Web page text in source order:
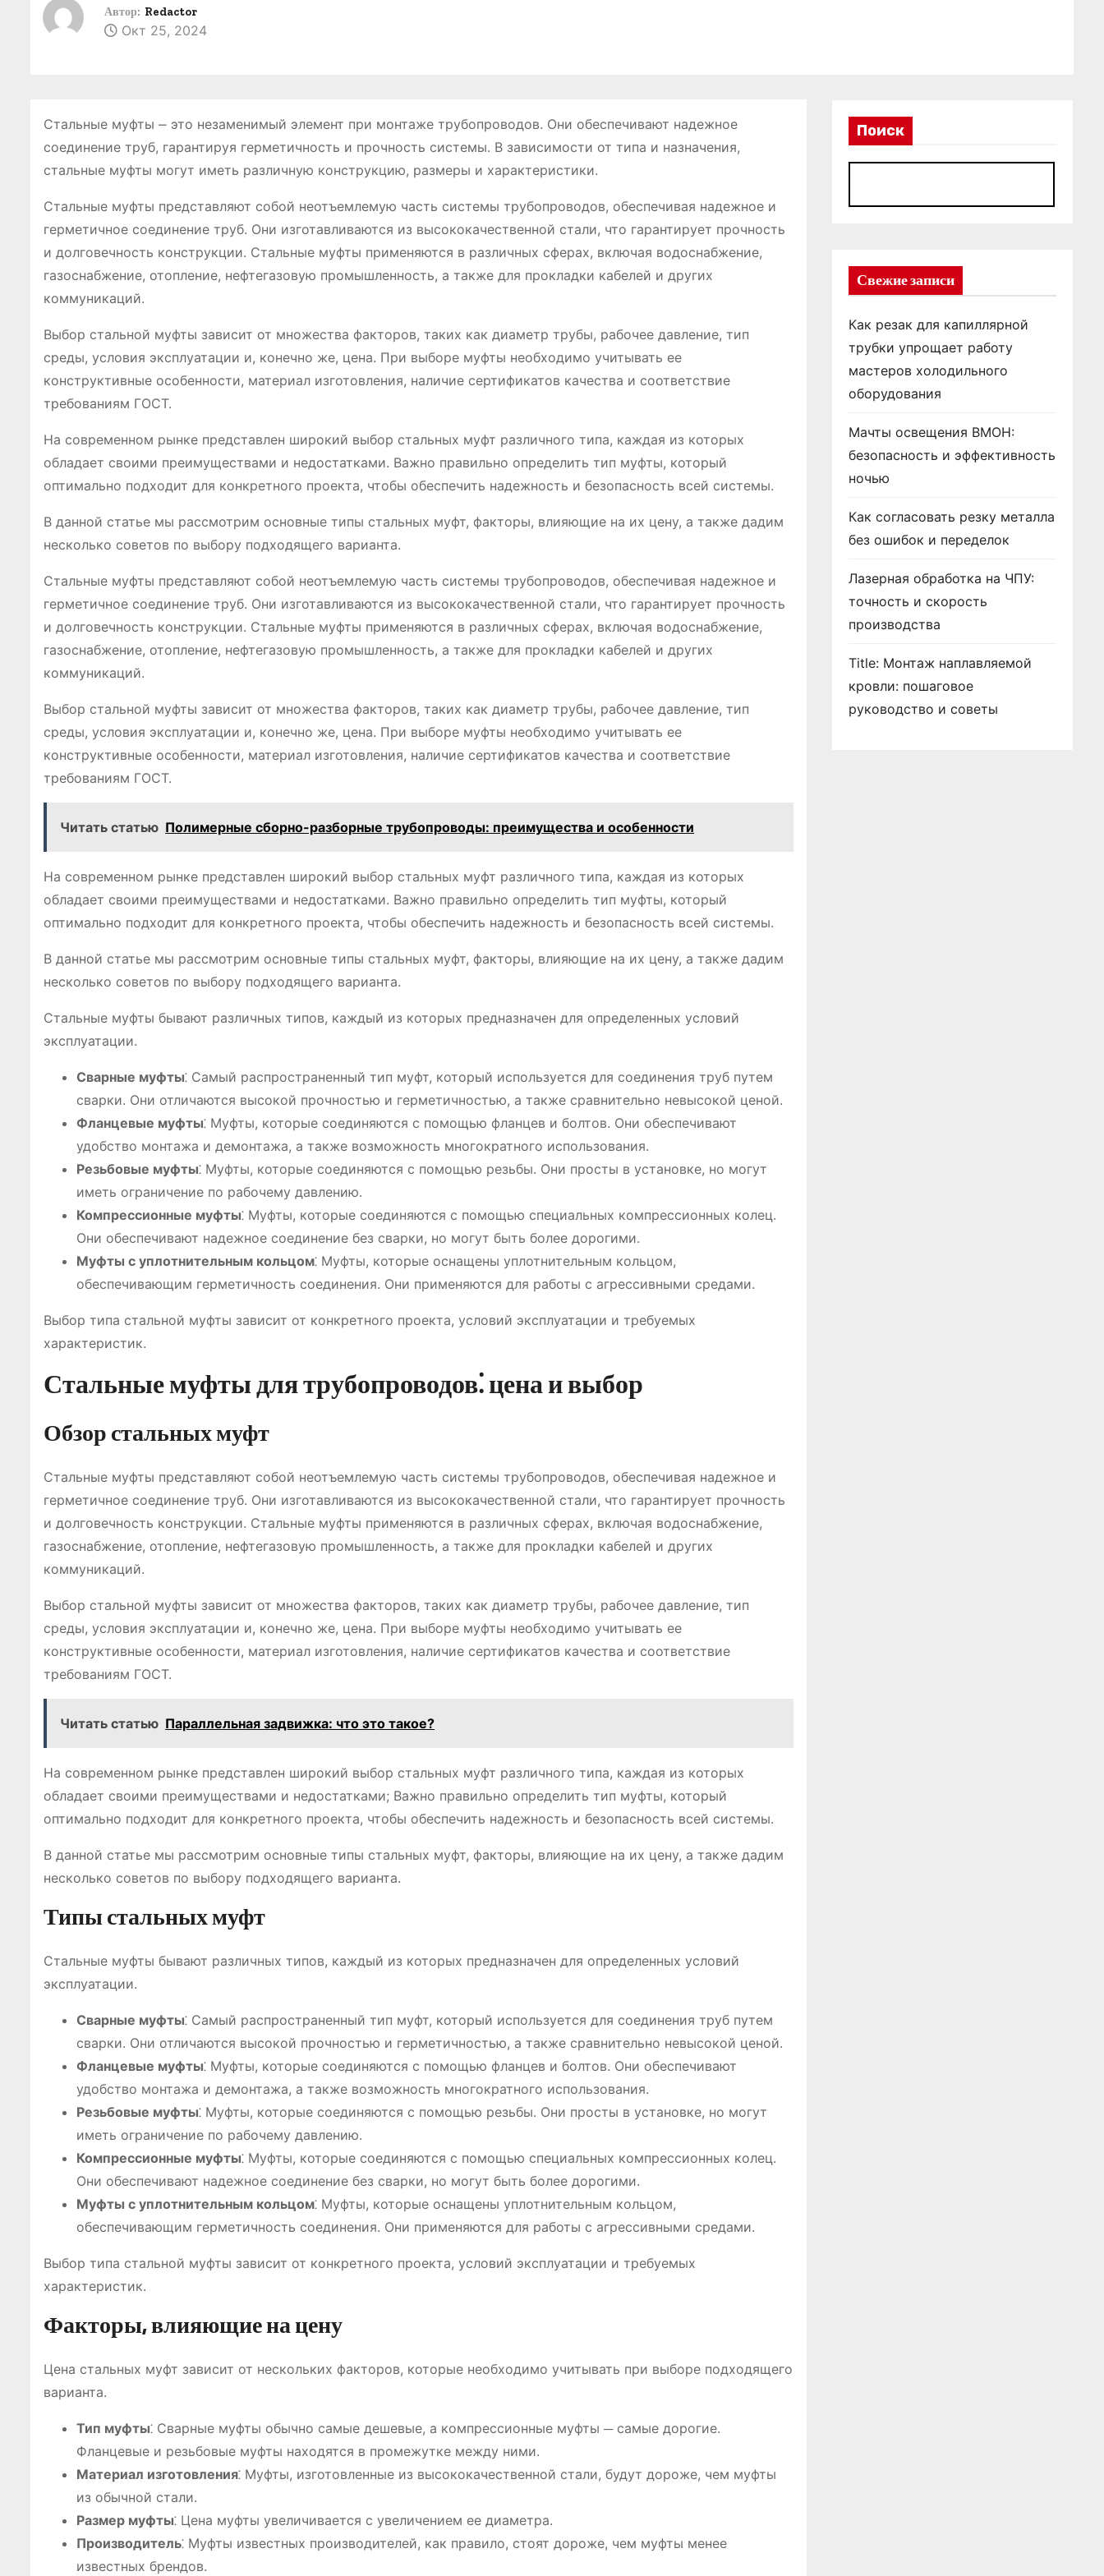
Автор: Redactor
Окт 25, 2024
Стальные муфты ⎼ это незаменимый элемент при монтаже трубопроводов. Они обеспечивают надежное
соединение труб, гарантируя герметичность и прочность системы. В зависимости от типа и назначения,
стальные муфты могут иметь различную конструкцию, размеры и характеристики.
Стальные муфты представляют собой неотъемлемую часть системы трубопроводов, обеспечивая надежное и
герметичное соединение труб. Они изготавливаются из высококачественной стали, что гарантирует прочность
и долговечность конструкции. Стальные муфты применяются в различных сферах, включая водоснабжение,
газоснабжение, отопление, нефтегазовую промышленность, а также для прокладки кабелей и других
коммуникаций.
Выбор стальной муфты зависит от множества факторов, таких как диаметр трубы, рабочее давление, тип
среды, условия эксплуатации и, конечно же, цена. При выборе муфты необходимо учитывать ее
конструктивные особенности, материал изготовления, наличие сертификатов качества и соответствие
требованиям ГОСТ.
На современном рынке представлен широкий выбор стальных муфт различного типа, каждая из которых
обладает своими преимуществами и недостатками. Важно правильно определить тип муфты, который
оптимально подходит для конкретного проекта, чтобы обеспечить надежность и безопасность всей системы.
В данной статье мы рассмотрим основные типы стальных муфт, факторы, влияющие на их цену, а также дадим
несколько советов по выбору подходящего варианта.
Стальные муфты представляют собой неотъемлемую часть системы трубопроводов, обеспечивая надежное и
герметичное соединение труб. Они изготавливаются из высококачественной стали, что гарантирует прочность
и долговечность конструкции. Стальные муфты применяются в различных сферах, включая водоснабжение,
газоснабжение, отопление, нефтегазовую промышленность, а также для прокладки кабелей и других
коммуникаций.
Выбор стальной муфты зависит от множества факторов, таких как диаметр трубы, рабочее давление, тип
среды, условия эксплуатации и, конечно же, цена. При выборе муфты необходимо учитывать ее
конструктивные особенности, материал изготовления, наличие сертификатов качества и соответствие
требованиям ГОСТ.
Читать статью Полимерные сборно-разборные трубопроводы: преимущества и особенности
На современном рынке представлен широкий выбор стальных муфт различного типа, каждая из которых
обладает своими преимуществами и недостатками. Важно правильно определить тип муфты, который
оптимально подходит для конкретного проекта, чтобы обеспечить надежность и безопасность всей системы.
В данной статье мы рассмотрим основные типы стальных муфт, факторы, влияющие на их цену, а также дадим
несколько советов по выбору подходящего варианта.
Стальные муфты бывают различных типов, каждый из которых предназначен для определенных условий
эксплуатации.
Сварные муфты⁚ Самый распространенный тип муфт, который используется для соединения труб путем
сварки. Они отличаются высокой прочностью и герметичностью, а также сравнительно невысокой ценой.
Фланцевые муфты⁚ Муфты, которые соединяются с помощью фланцев и болтов. Они обеспечивают
удобство монтажа и демонтажа, а также возможность многократного использования.
Резьбовые муфты⁚ Муфты, которые соединяются с помощью резьбы. Они просты в установке, но могут
иметь ограничение по рабочему давлению.
Компрессионные муфты⁚ Муфты, которые соединяются с помощью специальных компрессионных колец.
Они обеспечивают надежное соединение без сварки, но могут быть более дорогими.
Муфты с уплотнительным кольцом⁚ Муфты, которые оснащены уплотнительным кольцом,
обеспечивающим герметичность соединения. Они применяются для работы с агрессивными средами.
Выбор типа стальной муфты зависит от конкретного проекта, условий эксплуатации и требуемых
характеристик.
Стальные муфты для трубопроводов⁚ цена и выбор
Обзор стальных муфт
Стальные муфты представляют собой неотъемлемую часть системы трубопроводов, обеспечивая надежное и
герметичное соединение труб. Они изготавливаются из высококачественной стали, что гарантирует прочность
и долговечность конструкции. Стальные муфты применяются в различных сферах, включая водоснабжение,
газоснабжение, отопление, нефтегазовую промышленность, а также для прокладки кабелей и других
коммуникаций.
Выбор стальной муфты зависит от множества факторов, таких как диаметр трубы, рабочее давление, тип
среды, условия эксплуатации и, конечно же, цена. При выборе муфты необходимо учитывать ее
конструктивные особенности, материал изготовления, наличие сертификатов качества и соответствие
требованиям ГОСТ.
Читать статью Параллельная задвижка: что это такое?
На современном рынке представлен широкий выбор стальных муфт различного типа, каждая из которых
обладает своими преимуществами и недостатками; Важно правильно определить тип муфты, который
оптимально подходит для конкретного проекта, чтобы обеспечить надежность и безопасность всей системы.
В данной статье мы рассмотрим основные типы стальных муфт, факторы, влияющие на их цену, а также дадим
несколько советов по выбору подходящего варианта.
Типы стальных муфт
Стальные муфты бывают различных типов, каждый из которых предназначен для определенных условий
эксплуатации.
Сварные муфты⁚ Самый распространенный тип муфт, который используется для соединения труб путем
сварки. Они отличаются высокой прочностью и герметичностью, а также сравнительно невысокой ценой.
Фланцевые муфты⁚ Муфты, которые соединяются с помощью фланцев и болтов. Они обеспечивают
удобство монтажа и демонтажа, а также возможность многократного использования.
Резьбовые муфты⁚ Муфты, которые соединяются с помощью резьбы. Они просты в установке, но могут
иметь ограничение по рабочему давлению.
Компрессионные муфты⁚ Муфты, которые соединяются с помощью специальных компрессионных колец.
Они обеспечивают надежное соединение без сварки, но могут быть более дорогими.
Муфты с уплотнительным кольцом⁚ Муфты, которые оснащены уплотнительным кольцом,
обеспечивающим герметичность соединения. Они применяются для работы с агрессивными средами.
Выбор типа стальной муфты зависит от конкретного проекта, условий эксплуатации и требуемых
характеристик.
Факторы, влияющие на цену
Цена стальных муфт зависит от нескольких факторов, которые необходимо учитывать при выборе подходящего
варианта.
Тип муфты⁚ Сварные муфты обычно самые дешевые, а компрессионные муфты ─ самые дорогие.
Фланцевые и резьбовые муфты находятся в промежутке между ними.
Материал изготовления⁚ Муфты, изготовленные из высококачественной стали, будут дороже, чем муфты
из обычной стали.
Размер муфты⁚ Цена муфты увеличивается с увеличением ее диаметра.
Производитель⁚ Муфты известных производителей, как правило, стоят дороже, чем муфты менее
известных брендов.
Поиск
Свежие записи
Как резак для капиллярной
трубки упрощает работу
мастеров холодильного
оборудования
Мачты освещения ВМОН:
безопасность и эффективность
ночью
Как согласовать резку металла
без ошибок и переделок
Лазерная обработка на ЧПУ:
точность и скорость
производства
Title: Монтаж наплавляемой
кровли: пошаговое
руководство и советы